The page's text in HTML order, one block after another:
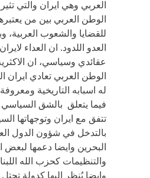
العربي وهي ايران والتي
الوطن العربي بين من
للقضايا والشعوب العربية،
العدو اللدود. ان العداء
عقائدي وسياسي، ان
الوطن العربي تعادي ايران
له اسبابه التاريخية
فيما يتعلق بالشق السياسي
تتفق مع ايران وتوجهاتها
بالتدخل في شؤون الدول
البحرين وايضا دعمها لبعض
والتنظيمات كحزب الله
وايضا يُنظر اليها كدولة